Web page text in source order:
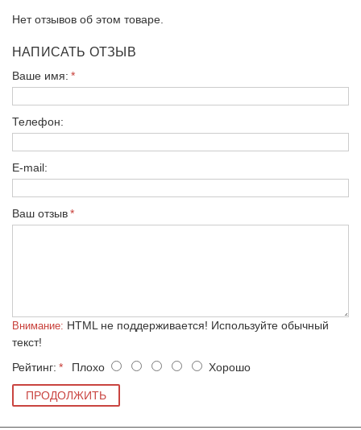
Нет отзывов об этом товаре.
НАПИСАТЬ ОТЗЫВ
Ваше имя:
Телефон:
E-mail:
Ваш отзыв
Внимание: HTML не поддерживается! Используйте обычный
текст!
Рейтинг:
Плохо Хорошо
ПРОДОЛЖИТЬ